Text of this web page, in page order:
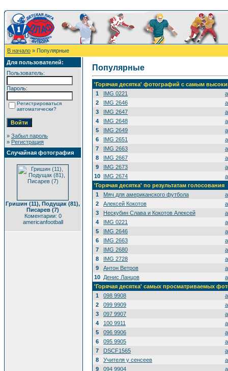
В начало » Популярные
Для пользователей:
Пользователь:
Пароль:
Регистрироваться
автоматически?
» Забыл пароль
» Регистрация
Случайная фотография
Гришин (11), Подущак (81),
Писарев (7)
Коментарии: 0
americanfootball
Популярные
'Горячая десятка' фотографий с самым
1
IMG 0221
2
IMG 2646
3
IMG 2647
4
IMG 2648
5
IMG 2649
6
IMG 2651
7
IMG 2663
8
IMG 2667
9
IMG 2673
10 IMG 2674
'Горячая десятка' по результатам голосования
1
Мяч для американского футбола
2
Алексей Кокотов
3
Нескубин Слава и Кокотов Алексей
4
IMG 0221
5
IMG 2646
6
IMG 2663
7
IMG 2680
8
IMG 2728
9
Антон Ветров
10 Денис Ланцов
'Горячая десятка' самых просматриваемых
1
098 9908
2
099 9909
3
097 9907
4
100 9911
5
096 9906
6
095 9905
7
DSCF1565
8
Учителя у сенсеев
9
094 9904